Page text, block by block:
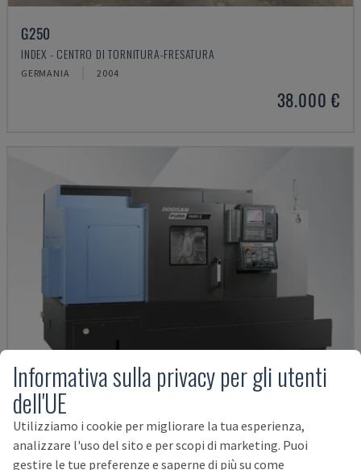
G250
INDEX - CENTRO DI TORNITURA-FRESATURA
GERMANIA 2004
38.000 €
PUMA 2600Y II
DN SOLUTIONS - CENTRO DI TORNITURA-FRESATURA
Informativa sulla privacy per gli utenti
dell'UE
Utilizziamo i cookie per migliorare la tua esperienza,
analizzare l'uso del sito e per scopi di marketing. Puoi
gestire le tue preferenze e saperne di più su come